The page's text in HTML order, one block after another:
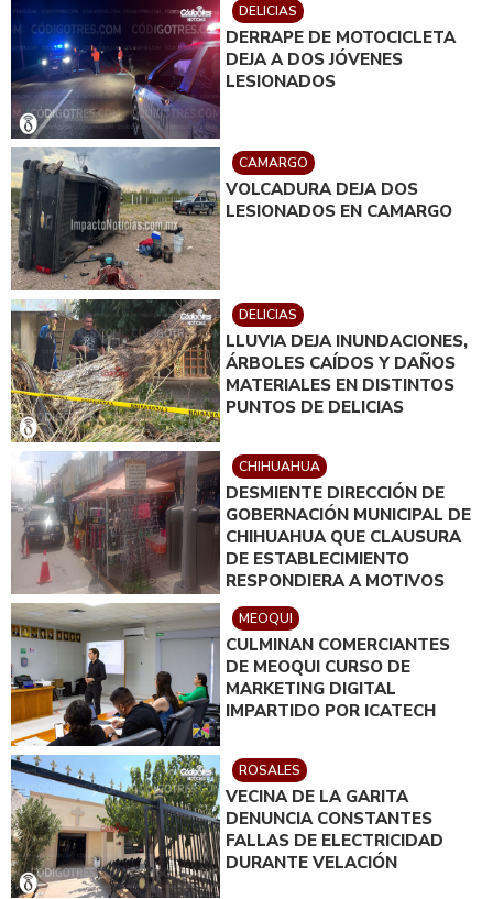
DELICIAS
DERRAPE DE MOTOCICLETA
DEJA A DOS JÓVENES
LESIONADOS
CAMARGO
VOLCADURA DEJA DOS
LESIONADOS EN CAMARGO
DELICIAS
LLUVIA DEJA INUNDACIONES,
ÁRBOLES CAÍDOS Y DAÑOS
MATERIALES EN DISTINTOS
PUNTOS DE DELICIAS
CHIHUAHUA
DESMIENTE DIRECCIÓN DE
GOBERNACIÓN MUNICIPAL DE
CHIHUAHUA QUE CLAUSURA
DE ESTABLECIMIENTO
RESPONDIERA A MOTIVOS
POLÍTICOS
MEOQUI
CULMINAN COMERCIANTES
DE MEOQUI CURSO DE
MARKETING DIGITAL
IMPARTIDO POR ICATECH
ROSALES
VECINA DE LA GARITA
DENUNCIA CONSTANTES
FALLAS DE ELECTRICIDAD
DURANTE VELACIÓN